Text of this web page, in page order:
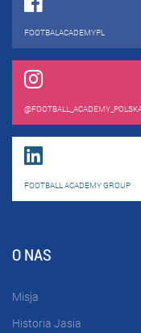
FOOTBALACADEMYPL
FOOTBALL ACADEMY GROUP
O NAS
Misja
Historia Jasia